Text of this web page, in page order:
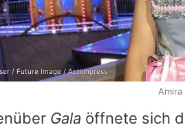
Gala öffnete sich
/ Future Image / Actionpress